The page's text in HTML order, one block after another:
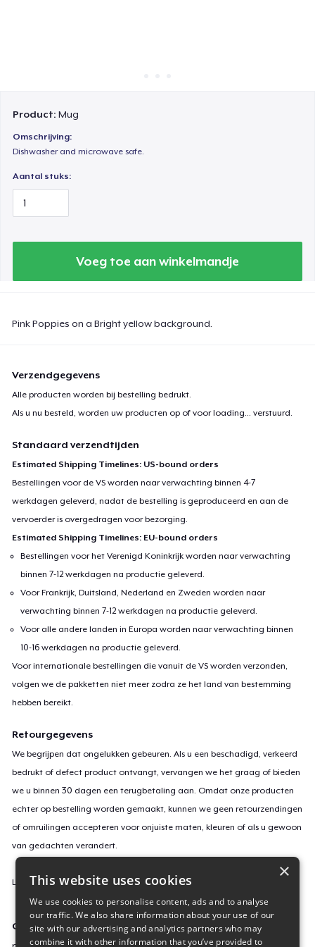
Product:Mug
Omschrijving:
Dishwasher and microwave safe.
Aantal stuks:
Voeg toe aan winkelmandje
Pink Poppies on a Bright yellow background.
Verzendgegevens
Alle producten worden bij bestelling bedrukt.
Als u nu besteld, worden uw producten op of voorloading... verstuurd.
Standaard verzendtijden
Estimated Shipping Timelines: US-bound orders
Bestellingen voor de VS worden naar verwachting binnen 4-7
werkdagen geleverd, nadat de bestelling is geproduceerd en aan de
vervoerder is overgedragen voor bezorging.
Estimated Shipping Timelines: EU-bound orders
Bestellingen voor het Verenigd Koninkrijk worden naar verwachting
binnen 7-12 werkdagen na productie geleverd.
Voor Frankrijk, Duitsland, Nederland en Zweden worden naar
verwachting binnen 7-12 werkdagen na productie geleverd.
Voor alle andere landen in Europa worden naar verwachting binnen
10-16 werkdagen na productie geleverd.
Voor internationale bestellingen die vanuit de VS worden verzonden,
volgen we de pakketten niet meer zodra ze het land van bestemming
hebben bereikt.
Retourgegevens
We begrijpen dat ongelukken gebeuren. Als u een beschadigd, verkeerd
bedrukt of defect product ontvangt, vervangen we het graag of bieden
we u binnen 30 dagen een terugbetaling aan. Omdat onze producten
echter op bestelling worden gemaakt, kunnen we geen retourzendingen
of omruilingen accepteren voor onjuiste maten, kleuren of als u gewoon
van gedachten verandert.
Lees hier meer over onze retourvoorwaarden.
Campagne-ID
×
This website uses cookies
We use cookies to personalise content, ads and to analyse
our traffic. We also share information about your use of our
site with our advertising and analytics partners who may
combine it with other information that you’ve provided to